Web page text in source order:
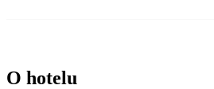
O hotelu